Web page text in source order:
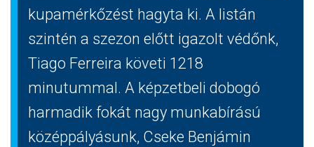
kupamérkőzést hagyta ki. A listán
szintén a szezon előtt igazolt védőnk,
Tiago Ferreira követi 1218
minutummal. A képzetbeli dobogó
harmadik fokát nagy munkabírású
középpályásunk, Cseke Benjámin